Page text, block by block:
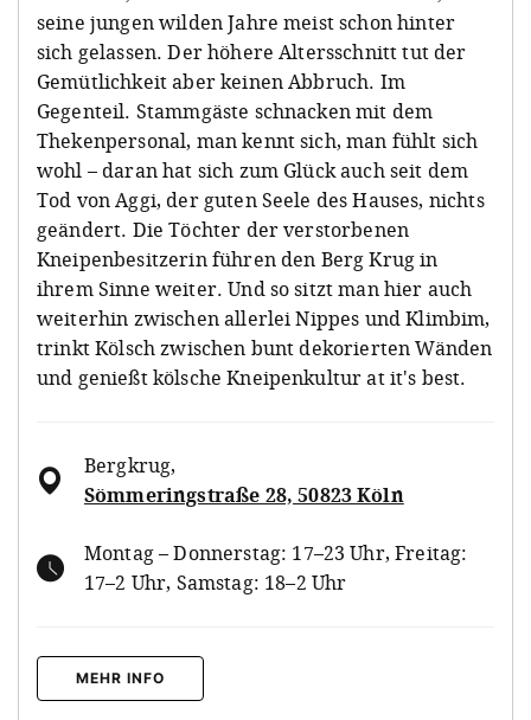
seine jungen wilden Jahre meist schon hinter
sich gelassen. Der höhere Altersschnitt tut der
Gemütlichkeit aber keinen Abbruch. Im
Gegenteil. Stammgäste schnacken mit dem
Thekenpersonal, man kennt sich, man fühlt sich
wohl – daran hat sich zum Glück auch seit dem
Tod von Aggi, der guten Seele des Hauses, nichts
geändert. Die Töchter der verstorbenen
Kneipenbesitzerin führen den Berg Krug in
ihrem Sinne weiter. Und so sitzt man hier auch
weiterhin zwischen allerlei Nippes und Klimbim,
trinkt Kölsch zwischen bunt dekorierten Wänden
und genießt kölsche Kneipenkultur at it's best.
Bergkrug,
Sömmeringstraße 28, 50823 Köln
Montag – Donnerstag: 17–23 Uhr, Freitag:
17–2 Uhr, Samstag: 18–2 Uhr
MEHR INFO